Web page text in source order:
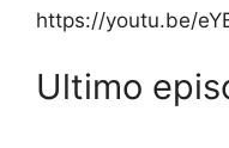
https://youtu.be/
Ultimo